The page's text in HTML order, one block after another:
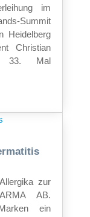
im
Summit
Heidelberg
Christian
33. Mal
zur
AB.
ein